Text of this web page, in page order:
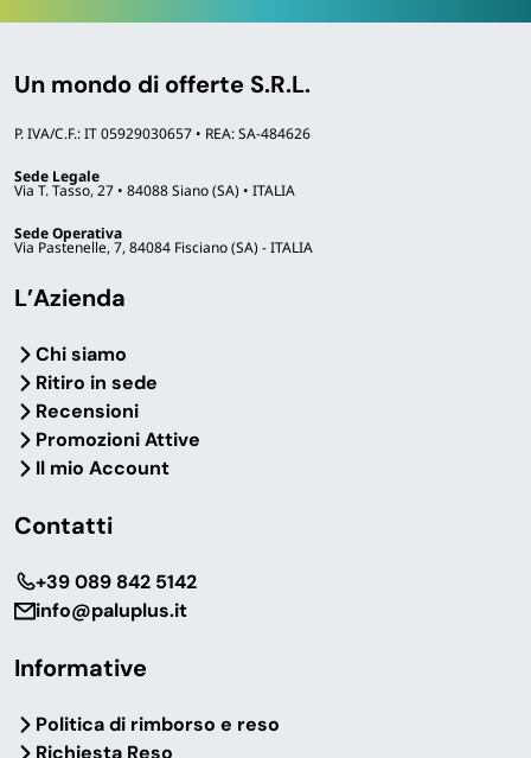
Un mondo di offerte S.R.L.
P. IVA/C.F.: IT 05929030657 • REA: SA-484626
Sede Legale
Via T. Tasso, 27 • 84088 Siano (SA) • ITALIA
Sede Operativa
Via Pastenelle, 7, 84084 Fisciano (SA) - ITALIA
L’Azienda
Chi siamo
Ritiro in sede
Recensioni
Promozioni Attive
Il mio Account
Contatti
‎+39 089 842 5142
info@paluplus.it
Informative
Politica di rimborso e reso